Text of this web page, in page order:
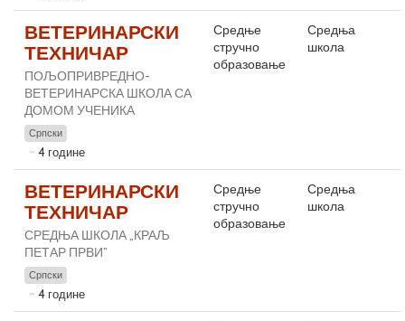
ВЕТЕРИНАРСКИ
ТЕХНИЧАР
ПОЉОПРИВРЕДНО-
ВЕТЕРИНАРСКА ШКОЛА СА
ДОМОМ УЧЕНИКА
Српски
4 године
Средње
стручно
образовање
Средња
школа
ВЕТЕРИНАРСКИ
ТЕХНИЧАР
СРЕДЊА ШКОЛА „КРАЉ
ПЕТАР ПРВИ”
Српски
4 године
Средње
стручно
образовање
Средња
школа